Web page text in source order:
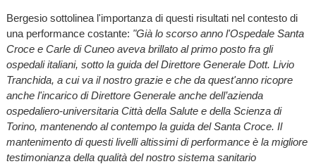
Bergesio sottolinea l'importanza di questi risultati nel contesto di
una performance costante: "Già lo scorso anno l'Ospedale Santa
Croce e Carle di Cuneo aveva brillato al primo posto fra gli
ospedali italiani, sotto la guida del Direttore Generale Dott. Livio
Tranchida, a cui va il nostro grazie e che da quest'anno ricopre
anche l'incarico di Direttore Generale anche dell’azienda
ospedaliero-universitaria Città della Salute e della Scienza di
Torino, mantenendo al contempo la guida del Santa Croce. Il
mantenimento di questi livelli altissimi di performance è la migliore
testimonianza della qualità del nostro sistema sanitario